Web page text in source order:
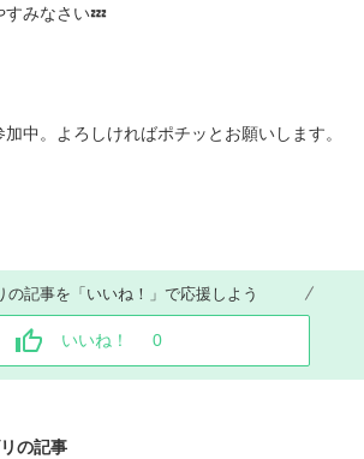
みなさい💤
中。よろしければポチッとお願いします。
の記事を「いいね！」で応援しよう
いいね！ 0
の記事